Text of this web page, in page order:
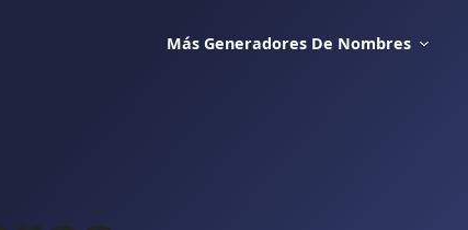
Más Generadores De Nombres